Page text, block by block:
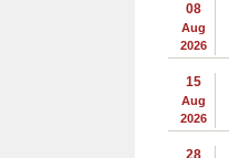
08
Aug
2026
15
Aug
2026
28